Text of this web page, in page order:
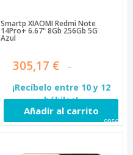
Smartp XIAOMI Redmi Note
14Pro+ 6.67" 8Gb 256Gb 5G
Azul
305,17 €
¡Recíbelo entre 10 y 12
hábiles!
Añadir al carrito
99562